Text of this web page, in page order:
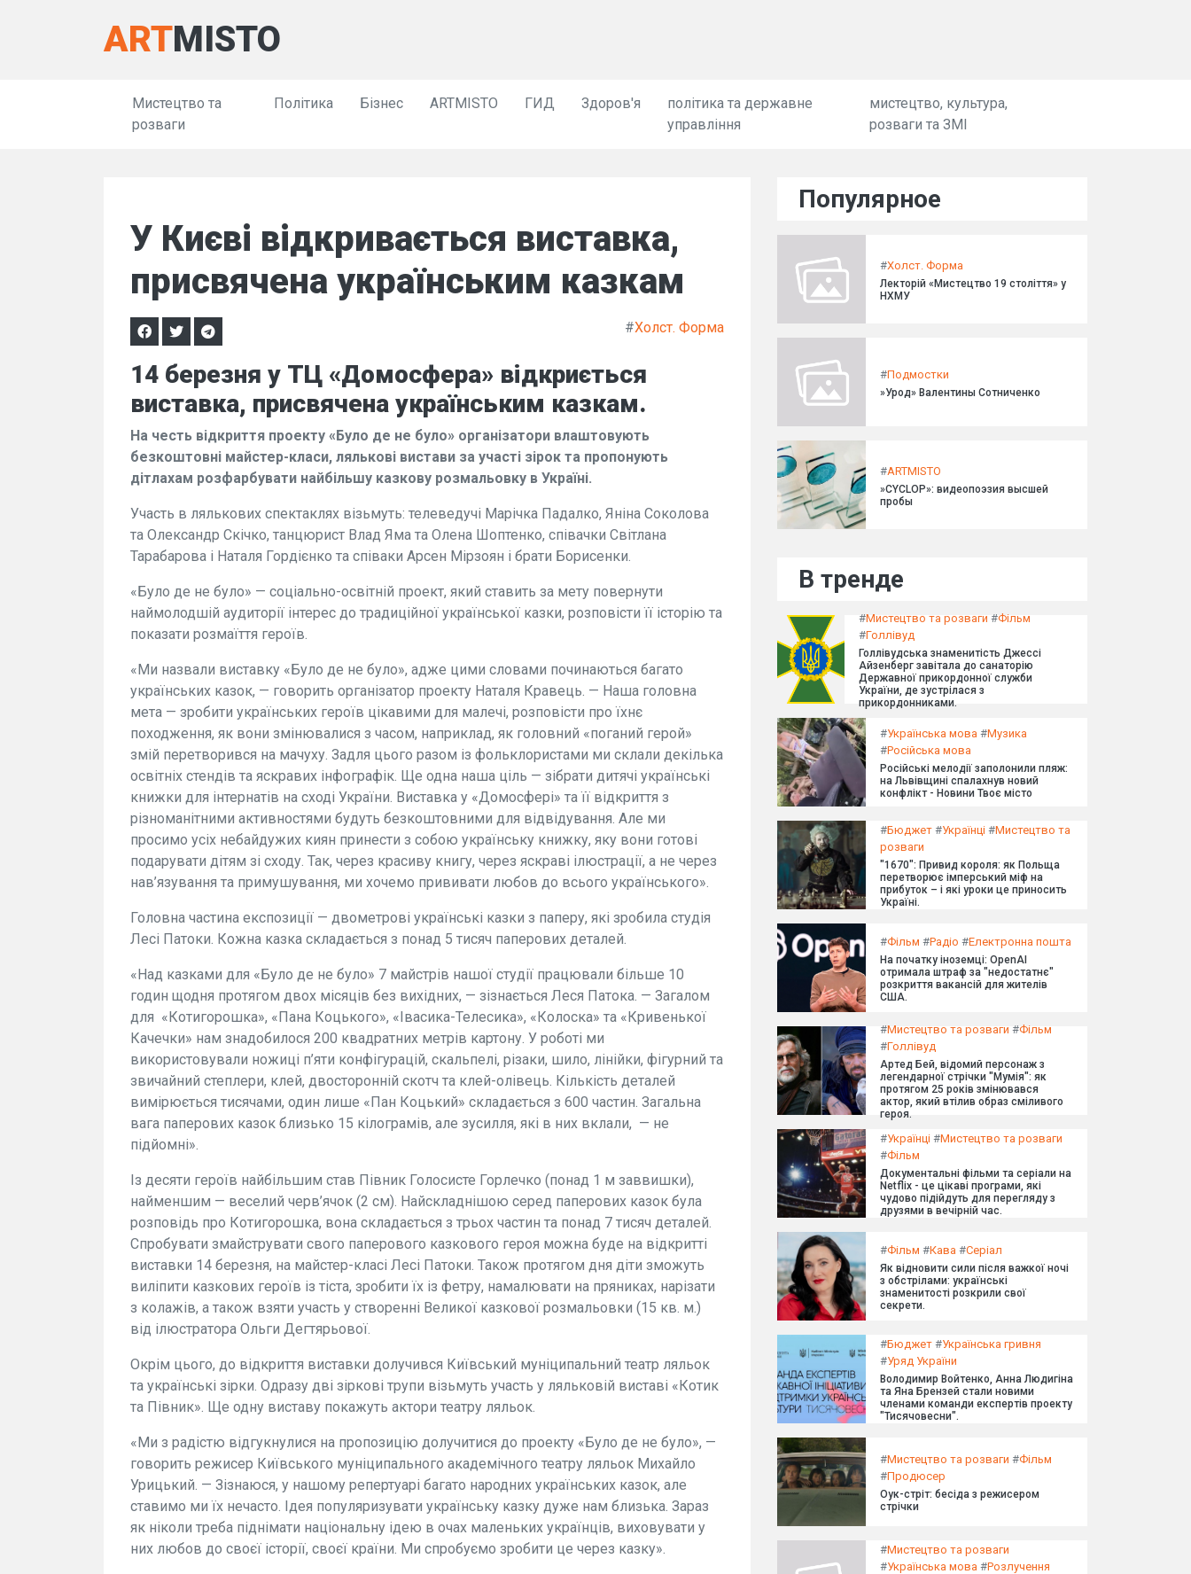
ARTMISTO
Мистецтво та
розваги
Політика Бізнес ARTMISTO ГИД Здоров'я
політика та державне
управління
мистецтво, культура,
розваги та ЗМІ
У Києві відкривається виставка,
присвячена українським казкам
#Холст. Форма
14 березня у ТЦ «Домосфера» відкриється
виставка, присвячена українським казкам.
На честь відкриття проекту «Було де не було» організатори влаштовують
безкоштовні майстер-класи, лялькові вистави за участі зірок та пропонують
дітлахам розфарбувати найбільшу казкову розмальовку в Україні.
Участь в лялькових спектаклях візьмуть: телеведучі Марічка Падалко, Яніна Соколова
та Олександр Скічко, танцюрист Влад Яма та Олена Шоптенко, співачки Світлана
Тарабарова і Наталя Гордієнко та співаки Арсен Мірзоян і брати Борисенки.
«Було де не було» — соціально-освітній проект, який ставить за мету повернути
наймолодшій аудиторії інтерес до традиційної української казки, розповісти її історію та
показати розмаїття героїв.
«Ми назвали виставку «Було де не було», адже цими словами починаються багато
українських казок, — говорить організатор проекту Наталя Кравець. — Наша головна
мета — зробити українських героїв цікавими для малечі, розповісти про їхнє
походження, як вони змінювалися з часом, наприклад, як головний «поганий герой»
змій перетворився на мачуху. Задля цього разом із фольклористами ми склали декілька
освітніх стендів та яскравих інфографік. Ще одна наша ціль — зібрати дитячі українські
книжки для інтернатів на сході України. Виставка у «Домосфері» та її відкриття з
різноманітними активностями будуть безкоштовними для відвідування. Але ми
просимо усіх небайдужих киян принести з собою українську книжку, яку вони готові
подарувати дітям зі сходу. Так, через красиву книгу, через яскраві ілюстрації, а не через
нав’язування та примушування, ми хочемо прививати любов до всього українського».
Головна частина експозиції — двометрові українські казки з паперу, які зробила студія
Лесі Патоки. Кожна казка складається з понад 5 тисяч паперових деталей.
«Над казками для «Було де не було» 7 майстрів нашої студії працювали більше 10
годин щодня протягом двох місяців без вихідних, — зізнається Леся Патока. — Загалом
для «Котигорошка», «Пана Коцького», «Івасика-Телесика», «Колоска» та «Кривенької
Качечки» нам знадобилося 200 квадратних метрів картону. У роботі ми
використовували ножиці п’яти конфігурацій, скальпелі, різаки, шило, лінійки, фігурний та
звичайний степлери, клей, двосторонній скотч та клей-олівець. Кількість деталей
вимірюється тисячами, один лише «Пан Коцький» складається з 600 частин. Загальна
вага паперових казок близько 15 кілограмів, але зусилля, які в них вклали, — не
підйомні».
Із десяти героїв найбільшим став Півник Голосисте Горлечко (понад 1 м заввишки),
найменшим — веселий черв’ячок (2 см). Найскладнішою серед паперових казок була
розповідь про Котигорошка, вона складається з трьох частин та понад 7 тисяч деталей.
Спробувати змайструвати свого паперового казкового героя можна буде на відкритті
виставки 14 березня, на майстер-класі Лесі Патоки. Також протягом дня діти зможуть
виліпити казкових героїв із тіста, зробити їх із фетру, намалювати на пряниках, нарізати
з колажів, а також взяти участь у створенні Великої казкової розмальовки (15 кв. м.)
від ілюстратора Ольги Дегтярьової.
Окрім цього, до відкриття виставки долучився Київський муніципальний театр ляльок
та українські зірки. Одразу дві зіркові трупи візьмуть участь у ляльковій виставі «Котик
та Півник». Ще одну виставу покажуть актори театру ляльок.
«Ми з радістю відгукнулися на пропозицію долучитися до проекту «Було де не було», —
говорить режисер Київського муніципального академічного театру ляльок Михайло
Урицький. — Зізнаюся, у нашому репертуарі багато народних українських казок, але
ставимо ми їх нечасто. Ідея популяризувати українську казку дуже нам близька. Зараз
як ніколи треба піднімати національну ідею в очах маленьких українців, виховувати у
них любов до своєї історії, своєї країни. Ми спробуємо зробити це через казку».
Популярное
#Холст. Форма
Лекторій «Мистецтво 19 століття» у
НХМУ
#Подмостки
»Урод» Валентины Сотниченко
#ARTMISTO
»CYCLOP»: видеопоэзия высшей
пробы
В тренде
#Мистецтво та розваги #Фільм
#Голлівуд
Голлівудська знаменитість Джессі
Айзенберг завітала до санаторію
Державної прикордонної служби
України, де зустрілася з
прикордонниками.
#Українська мова #Музика
#Російська мова
Російські мелодії заполонили пляж:
на Львівщині спалахнув новий
конфлікт - Новини Твоє місто
#Бюджет #Українці #Мистецтво та
розваги
"1670": Привид короля: як Польща
перетворює імперський міф на
прибуток – і які уроки це приносить
Україні.
#Фільм #Радіо #Електронна пошта
На початку іноземці: OpenAI
отримала штраф за "недостатнє"
розкриття вакансій для жителів
США.
#Мистецтво та розваги #Фільм
#Голлівуд
Артед Бей, відомий персонаж з
легендарної стрічки "Мумія": як
протягом 25 років змінювався
актор, який втілив образ сміливого
героя.
#Українці #Мистецтво та розваги
#Фільм
Документальні фільми та серіали на
Netflix - це цікаві програми, які
чудово підійдуть для перегляду з
друзями в вечірній час.
#Фільм #Кава #Серіал
Як відновити сили після важкої ночі
з обстрілами: українські
знаменитості розкрили свої
секрети.
#Бюджет #Українська гривня
#Уряд України
Володимир Войтенко, Анна Людигіна
та Яна Брензей стали новими
членами команди експертів проекту
"Тисячовесни".
#Мистецтво та розваги #Фільм
#Продюсер
Оук-стріт: бесіда з режисером
стрічки
#Мистецтво та розваги
#Українська мова #Розлучення